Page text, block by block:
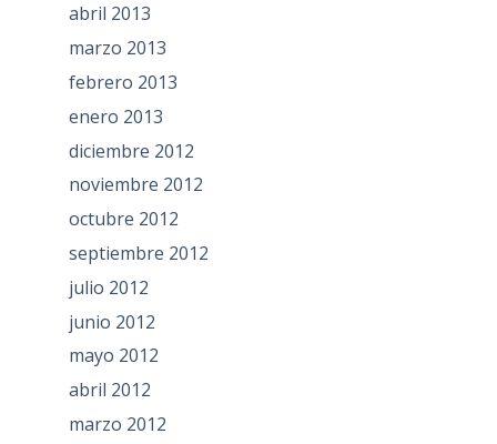
abril 2013
marzo 2013
febrero 2013
enero 2013
diciembre 2012
noviembre 2012
octubre 2012
septiembre 2012
julio 2012
junio 2012
mayo 2012
abril 2012
marzo 2012